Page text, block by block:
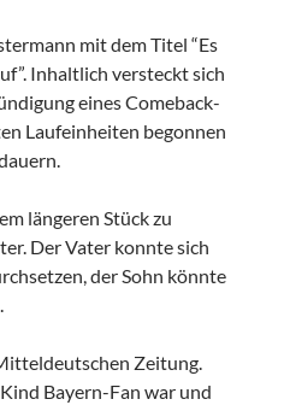
mit dem Titel “Es
Inhaltlich versteckt sich
eines Comeback-
Laufeinheiten begonnen
längeren Stück zu
Der Vater konnte sich
der Sohn könnte
Zeitung.
Bayern-Fan war und